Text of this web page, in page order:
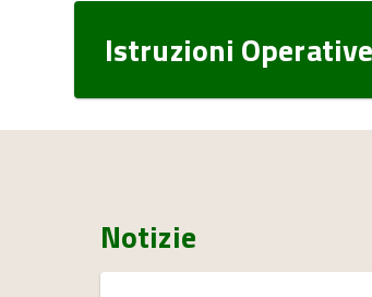
Istruzioni Operative
Notizie